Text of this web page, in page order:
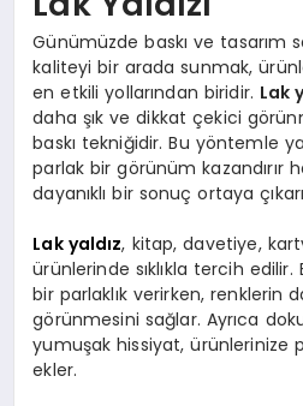
Günümüzde baskı ve tasarım
kaliteyi bir arada sunmak,
en etkili yollarından biridir. Lak
daha şık ve dikkat çekici
baskı tekniğidir. Bu yöntemle
parlak bir görünüm kazandırır
dayanıklı bir sonuç ortaya
Lak yaldız, kitap, davetiye,
ürünlerinde sıklıkla tercih
bir parlaklık verirken, renklerin
görünmesini sağlar. Ayrıca
yumuşak hissiyat, ürünlerinize
ekler.